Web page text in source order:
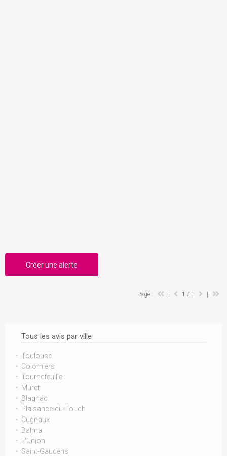
Tous les avis par ville
Toulouse
Colomiers
Tournefeuille
Muret
Blagnac
Plaisance-du-Touch
Cugnaux
Balma
L'Union
Saint-Gaudens
Créer une alerte
Page : 1 / 1